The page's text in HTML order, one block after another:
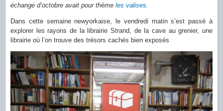
échange d’octobre avait pour thème les valises.
Dans cette semaine newyorkaise, le vendredi matin s’est passé à
explorer les rayons de la librairie Strand, de la cave au grenier, une
librairie où l’on trouve des trésors cachés bien exposés